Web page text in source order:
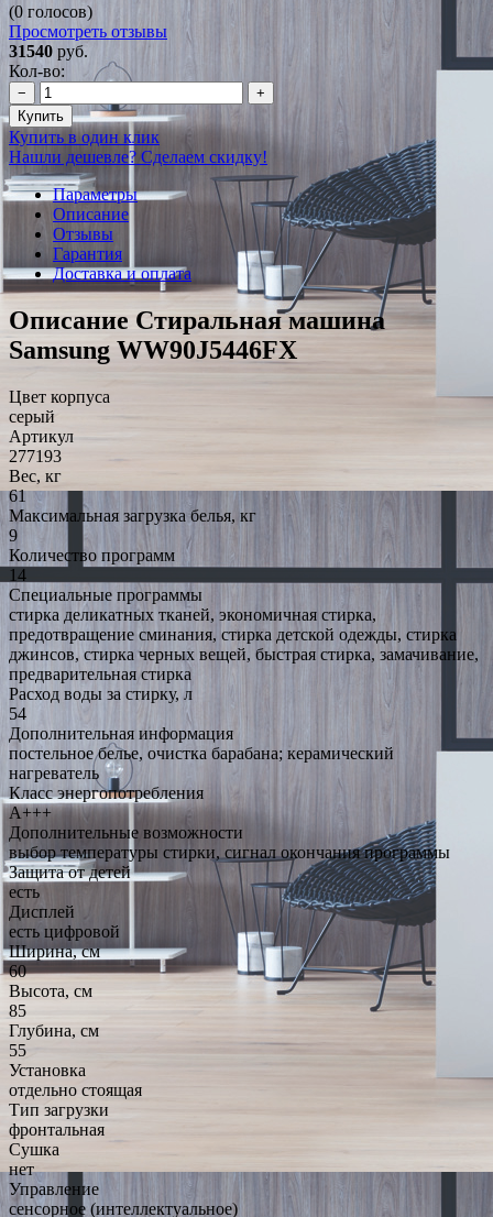
(0 голосов)
Просмотреть отзывы
31540 руб.
Кол-во:
−
+
Купить
Купить в один клик
Нашли дешевле? Сделаем скидку!
Параметры
Описание
Отзывы
Гарантия
Доставка и оплата
Описание Стиральная машина
Samsung WW90J5446FX
Цвет корпуса
серый
Артикул
277193
Вес, кг
61
Максимальная загрузка белья, кг
9
Количество программ
14
Специальные программы
стирка деликатных тканей, экономичная стирка,
предотвращение сминания, стирка детской одежды, стирка
джинсов, стирка черных вещей, быстрая стирка, замачивание,
предварительная стирка
Расход воды за стирку, л
54
Дополнительная информация
постельное белье, очистка барабана; керамический
нагреватель
Класс энергопотребления
A+++
Дополнительные возможности
выбор температуры стирки, сигнал окончания программы
Защита от детей
есть
Дисплей
есть цифровой
Ширина, см
60
Высота, см
85
Глубина, см
55
Установка
отдельно стоящая
Тип загрузки
фронтальная
Сушка
нет
Управление
сенсорное (интеллектуальное)